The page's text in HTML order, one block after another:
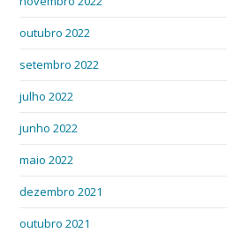
outubro 2022
setembro 2022
julho 2022
junho 2022
maio 2022
dezembro 2021
outubro 2021